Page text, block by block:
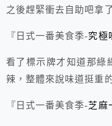
之後趕緊衝去自助吧拿
『日式一番美食季-究極
看了標示牌才知道那綠
辣，整體來說味道挺重
『日式一番美食季-芝麻